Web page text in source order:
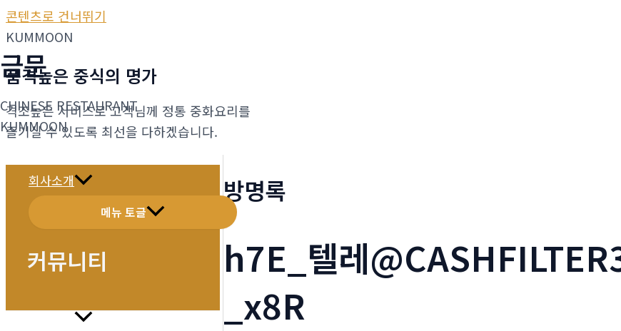
콘텐츠로 건너뛰기
금문
CHINESE RESTAURANT
KUMMOON
회사소개
메뉴 토글
KUMMOON
품격높은 중식의 명가
격조높은 서비스로 고객님께 정통 중화요리를
즐기실 수 있도록 최선을 다하겠습니다.
커뮤니티
방명록
h7E_텔레
_x8R